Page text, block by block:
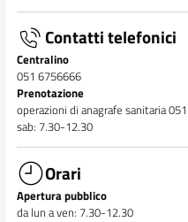
Contatti telefonici
Centralino
051 6756666
Prenotazione
operazioni di anagrafe sanitaria
sab: 7.30-12.30
Orari
Apertura pubblico
da lun a ven: 7.30-12.30